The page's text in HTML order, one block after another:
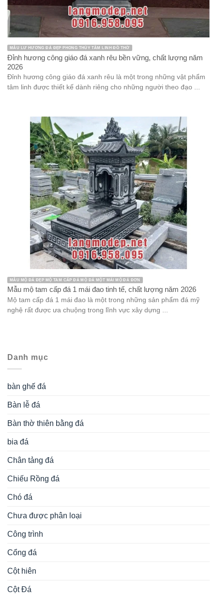
MẪU LƯ HƯƠNG ĐÁ ĐẸP PHONG THỦY TÂM LINH ĐỒ THỜ
Đỉnh hương công giáo đá xanh rêu bền vững, chất lượng năm
2026
Đỉnh hương công giáo đá xanh rêu là một trong những vật phẩm
tâm linh được thiết kế dành riêng cho những người theo đạo ...
MẪU MỘ ĐÁ ĐẸP MỘ TAM CẤP ĐÁ MỘ ĐÁ MỘT MÁI MỘ ĐÁ ĐƠN
Mẫu mộ tam cấp đá 1 mái đao tinh tế, chất lượng năm 2026
Mộ tam cấp đá 1 mái đao là một trong những sản phẩm đá mỹ
nghệ rất được ưa chuộng trong lĩnh vực xây dựng ...
Danh mục
bàn ghế đá
Bàn lễ đá
Bàn thờ thiên bằng đá
bia đá
Chân tảng đá
Chiếu Rồng đá
Chó đá
Chưa được phân loại
Công trình
Cổng đá
Cột hiên
Cột Đá